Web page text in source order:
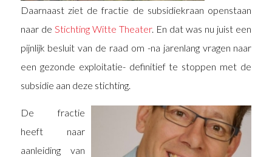
Daarnaast ziet de fractie de subsidiekraan openstaan
naar de Stichting Witte Theater. En dat was nu juist een
pijnlijk besluit van de raad om -na jarenlang vragen naar
een gezonde exploitatie- definitief te stoppen met de
subsidie aan deze stichting.
De fractie
heeft naar
aanleiding van